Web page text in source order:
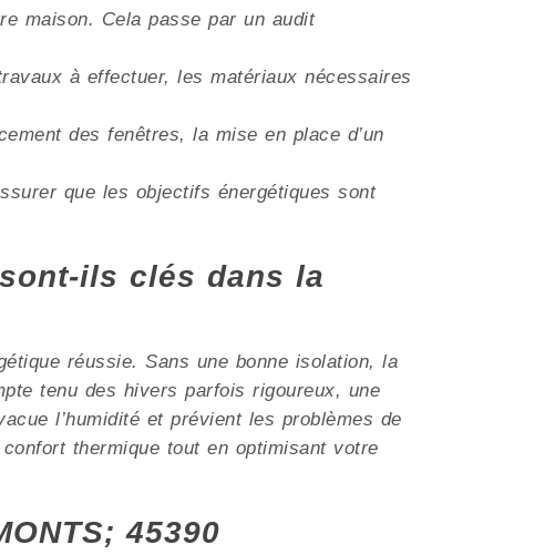
maison. Cela passe par un audit
à effectuer, les matériaux nécessaires
des fenêtres, la mise en place d’un
que les objectifs énergétiques sont
ils clés dans la
réussie. Sans une bonne isolation, la
tenu des hivers parfois rigoureux, une
l’humidité et prévient les problèmes de
thermique tout en optimisant votre
45390